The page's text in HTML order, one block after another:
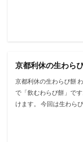
京都利休の生わら
京都利休の生わらび餅
で「飲むわらび餅」で
けます。 今回は生わら